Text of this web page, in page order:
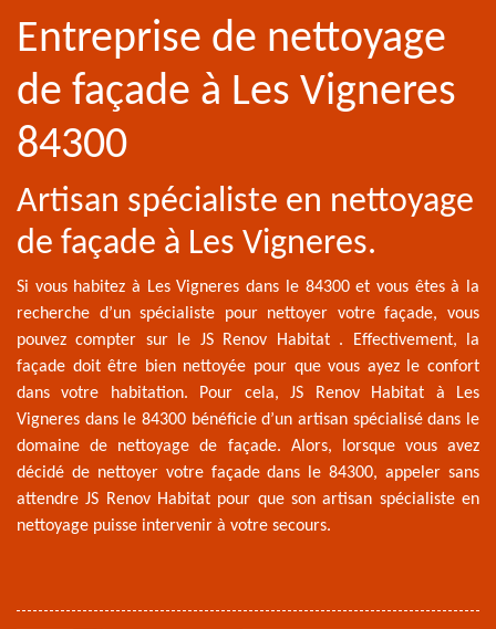
Entreprise de nettoyage
de façade à Les Vigneres
84300
Artisan spécialiste en nettoyage
de façade à Les Vigneres.
Si vous habitez à Les Vigneres dans le 84300 et vous êtes à la
recherche d’un spécialiste pour nettoyer votre façade, vous
pouvez compter sur le JS Renov Habitat . Effectivement, la
façade doit être bien nettoyée pour que vous ayez le confort
dans votre habitation. Pour cela, JS Renov Habitat à Les
Vigneres dans le 84300 bénéficie d’un artisan spécialisé dans le
domaine de nettoyage de façade. Alors, lorsque vous avez
décidé de nettoyer votre façade dans le 84300, appeler sans
attendre JS Renov Habitat pour que son artisan spécialiste en
nettoyage puisse intervenir à votre secours.